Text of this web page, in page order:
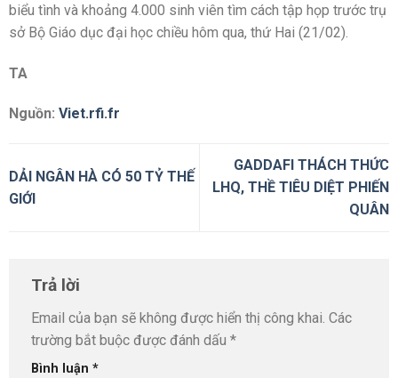
biểu tình và khoảng 4.000 sinh viên tìm cách tập họp trước trụ
sở Bộ Giáo dục đại học chiều hôm qua, thứ Hai (21/02).
TA
Nguồn: Viet.rfi.fr
DẢI NGÂN HÀ CÓ 50 TỶ THẾ
GIỚI
GADDAFI THÁCH THỨC
LHQ, THỀ TIÊU DIỆT PHIẾN
QUÂN
Trả lời
Email của bạn sẽ không được hiển thị công khai. Các
trường bắt buộc được đánh dấu *
Bình luận *